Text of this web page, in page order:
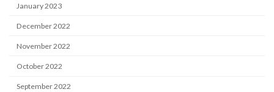
January 2023
December 2022
November 2022
October 2022
September 2022